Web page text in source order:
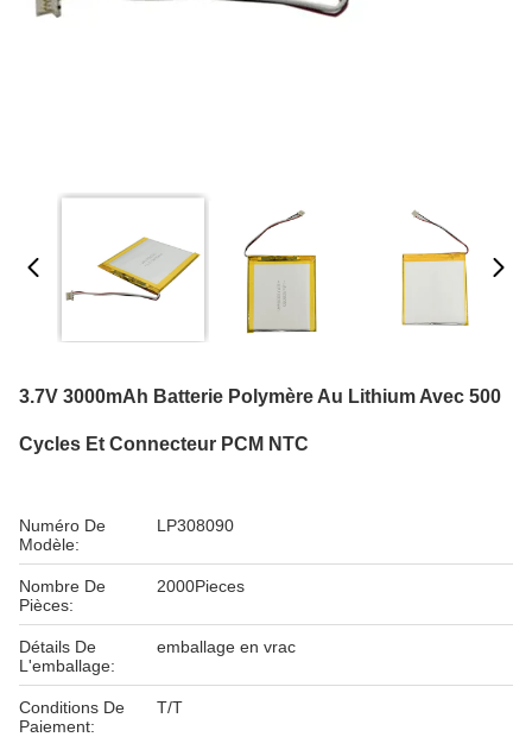
3.7V 3000mAh Batterie Polymère Au Lithium Avec 500
Cycles Et Connecteur PCM NTC
Numéro De
Modèle:
LP308090
Nombre De
Pièces:
2000Pieces
Détails De
L'emballage:
emballage en vrac
Conditions De
Paiement:
T/T